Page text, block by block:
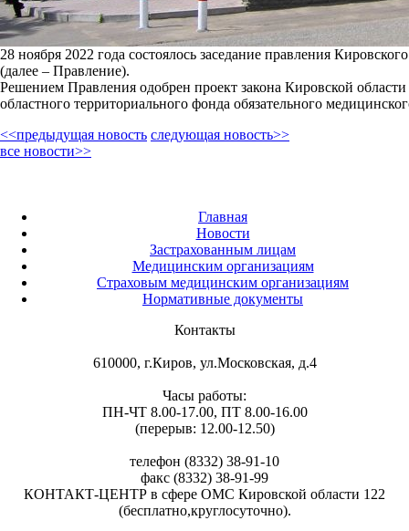
28 ноября 2022 года состоялось заседание правления
(далее – Правление).
Решением Правления одобрен проект закона Кировской
областного территориального фонда обязательного
<<предыдущая новость следующая новость>>
все новости>>
Главная
Новости
Застрахованным лицам
Медицинским организациям
Страховым медицинским организациям
Нормативные документы
Контакты
610000, г.Киров, ул.Московская, д.4
Часы работы:
ПН-ЧТ 8.00-17.00, ПТ 8.00-16.00
(перерыв: 12.00-12.50)
телефон (8332) 38-91-10
факс (8332) 38-91-99
КОНТАКТ-ЦЕНТР в сфере ОМС Кировской области 122
(бесплатно,круглосуточно).